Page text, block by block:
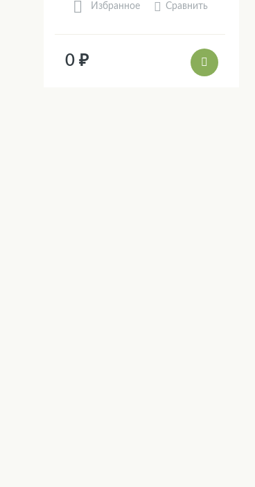
Избранное Сравнить
0 ₽